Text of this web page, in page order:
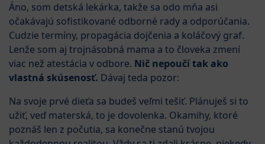
Áno, som detská lekárka, takže sa odo mňa asi
očakávajú sofistikované odborné rady a odporúčania.
Cudzie termíny, propagácia dojčenia a koláčový graf.
Lenže som aj trojnásobná mama a to človeka zmení
viac než atestácia v odbore. Nič nepoučí tak ako
vlastná skúsenosť. Dávaj teda pozor:
Na svoje prvé dieťa sa budeš veľmi tešiť. Plánuješ si to
užiť, veď materská, to je dovolenka. Okamihy, ktoré
poznáš len z počutia, sa konečne stanú tvojou